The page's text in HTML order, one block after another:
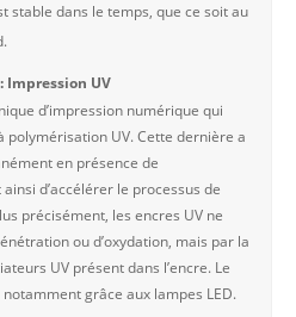
stable dans le temps, que ce soit au
Impression UV
d’impression numérique qui
polymérisation UV. Cette dernière a
en présence de
d’accélérer le processus de
précisément, les encres UV ne
ou d’oxydation, mais par la
UV présent dans l’encre. Le
grâce aux lampes LED.